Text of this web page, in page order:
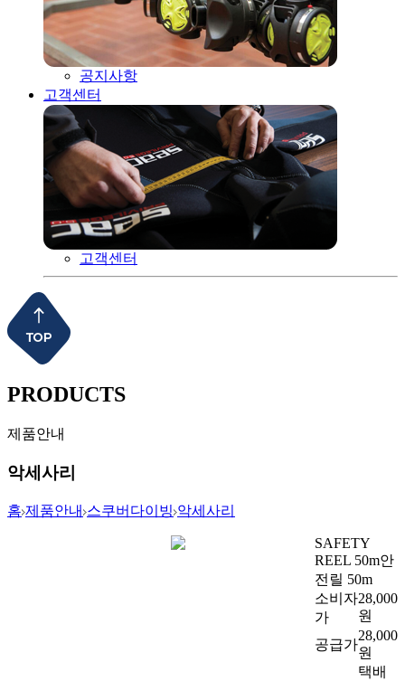
공지사항
고객센터
고객센터
PRODUCTS
제품안내
악세사리
홈 제품안내 스쿠버다이빙 악세사리
SAFETY
REEL 50m안
전릴 50m
소비자
가
28,000
원
공급가
28,000
원
택배